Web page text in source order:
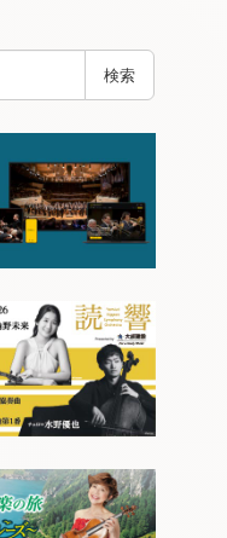
検索